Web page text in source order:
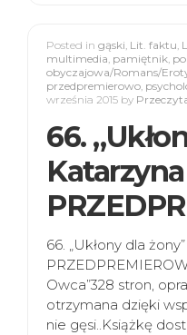
Posted in gąski, Lit. faktu,
multimedia, pamiętnik,
obyczajowa/Romans/
przedpremierowo,
września 2015 by
66.
Katarzyna
66. „Ukłony dla
Owca”328 stron,
otrzymana dzięki
nie gęsi..Książkę